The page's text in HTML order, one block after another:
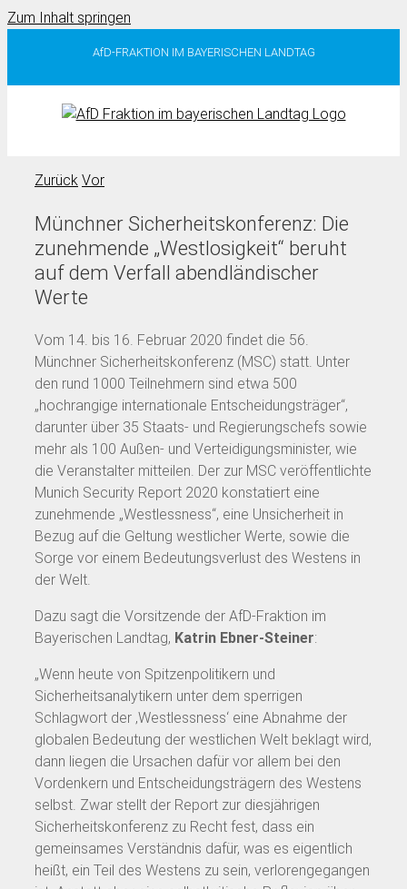
Zum Inhalt springen
AfD-FRAKTION IM BAYERISCHEN LANDTAG
Zurück Vor
Münchner Sicherheitskonferenz: Die
zunehmende „Westlosigkeit“ beruht
auf dem Verfall abendländischer
Werte
Vom 14. bis 16. Februar 2020 findet die 56.
Münchner Sicherheitskonferenz (MSC) statt. Unter
den rund 1000 Teilnehmern sind etwa 500
„hochrangige internationale Entscheidungsträger“,
darunter über 35 Staats- und Regierungschefs sowie
mehr als 100 Außen- und Verteidigungsminister, wie
die Veranstalter mitteilen. Der zur MSC veröffentlichte
Munich Security Report 2020 konstatiert eine
zunehmende „Westlessness“, eine Unsicherheit in
Bezug auf die Geltung westlicher Werte, sowie die
Sorge vor einem Bedeutungsverlust des Westens in
der Welt.
Dazu sagt die Vorsitzende der AfD-Fraktion im
Bayerischen Landtag, Katrin Ebner-Steiner:
„Wenn heute von Spitzenpolitikern und
Sicherheitsanalytikern unter dem sperrigen
Schlagwort der ‚Westlessness‘ eine Abnahme der
globalen Bedeutung der westlichen Welt beklagt wird,
dann liegen die Ursachen dafür vor allem bei den
Vordenkern und Entscheidungsträgern des Westens
selbst. Zwar stellt der Report zur diesjährigen
Sicherheitskonferenz zu Recht fest, dass ein
gemeinsames Verständnis dafür, was es eigentlich
heißt, ein Teil des Westens zu sein, verlorengegangen